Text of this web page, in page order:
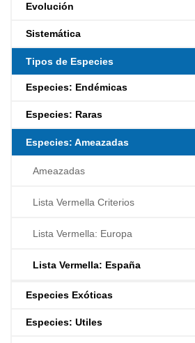
Evolución
Sistemática
Tipos de Especies
Especies: Endémicas
Especies: Raras
Especies: Ameazadas
Ameazadas
Lista Vermella Criterios
Lista Vermella: Europa
Lista Vermella: España
Especies Exóticas
Especies: Utiles